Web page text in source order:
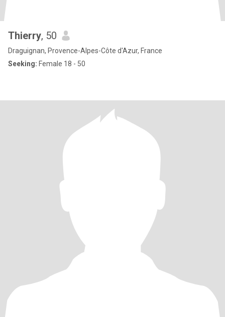
Thierry, 50
Draguignan, Provence-Alpes-Côte d'Azur, France
Seeking: Female 18 - 50